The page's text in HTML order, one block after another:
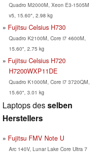
Quadro M2000M, Xeon E3-1505M
v5, 15.60", 2.98 kg
Fujitsu Celsius H730
Quadro K2100M, Core i7 4600M,
15.60", 2.75 kg
Fujitsu Celsius H720
H7200WXP11DE
Quadro K1000M, Core i7 3720QM,
15.60", 3.01 kg
Laptops desselben
Herstellers
Fujitsu FMV Note U
Arc 140V, Lunar Lake Core Ultra 7